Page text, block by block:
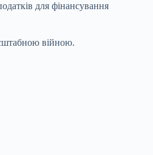
для фінансування
війною.